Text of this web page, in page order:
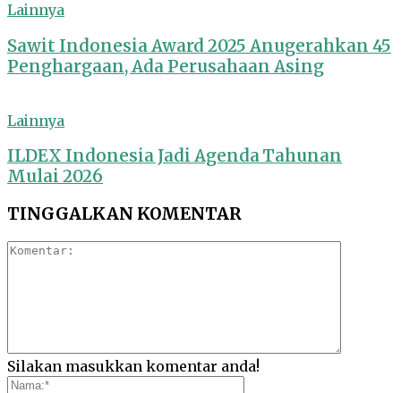
Lainnya
Sawit Indonesia Award 2025 Anugerahkan 45
Penghargaan, Ada Perusahaan Asing
Lainnya
ILDEX Indonesia Jadi Agenda Tahunan
Mulai 2026
TINGGALKAN KOMENTAR
Silakan masukkan komentar anda!